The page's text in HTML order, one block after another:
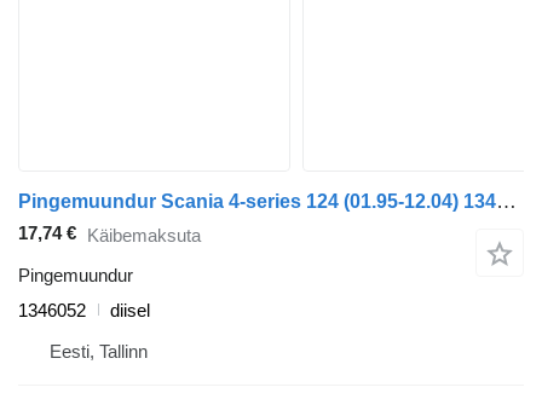
Pingemuundur Scania 4-series 124 (01.95-12.04) 1346052 tüübi jaoks sadulveoki Scania 4-series (1995-2006)
17,74 € Käibemaksuta
Pingemuundur
1346052
diisel
Eesti, Tallinn